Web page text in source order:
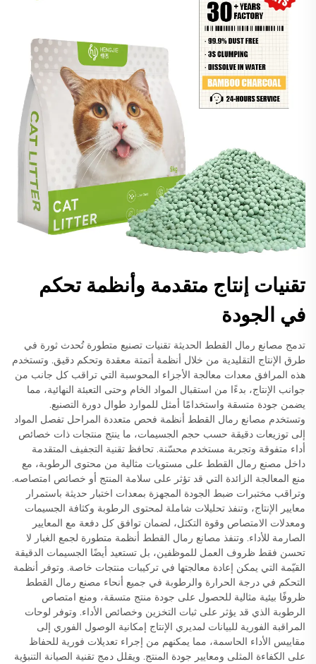
تقنيات إنتاج متقدمة وأنظمة تحكم
في الجودة
تدمج مصانع رمال القطط الحديثة تقنيات تصنيع متطورة تُحدث ثورة في
طرق الإنتاج التقليدية من خلال أنظمة أتمتة معقدة وتحكم دقيق. وتستخدم
هذه المرافق معدات معالجة الأجزاء المحوسبة التي تراقب كل جانب من
جوانب الإنتاج، بدءًا من استقبال المواد الخام وحتى التعبئة النهائية، مما
يضمن جودة متسقة واستخدامًا أمثل للموارد طوال دورة التصنيع.
وتستخدم مصانع رمال القطط أنظمة فحص متعددة المراحل تفصل المواد
إلى توزيعات دقيقة حسب حجم الجسيمات، ما ينتج منتجات ذات خصائص
أداء متفوقة وتجربة مستخدم محسّنة. تحافظ تقنية التجفيف المتقدمة
داخل مصنع رمال القطط على مستويات مثالية من محتوى الرطوبة، مع
منع المعالجة الزائدة التي قد تؤثر على سلامة المنتج أو خصائص امتصاصه.
وتراقب مختبرات ضبط الجودة المجهزة بمعدات اختبار حديثة باستمرار
معايير الإنتاج، وتنفذ تحليلات شاملة لمحتوى الرطوبة وكثافة الجسيمات
ومعدلات الامتصاص وقوة التكتل، لضمان توافق كل دفعة مع المعايير
الصارمة للأداء. وتنفذ مصانع رمال القطط أنظمة متطورة لجمع الغبار لا
تحسن فقط ظروف العمل للموظفين، بل تستعيد أيضًا الجسيمات الدقيقة
القيّمة التي يمكن إعادة معالجتها في تركيبات منتجات خاصة. وتوفر أنظمة
التحكم في درجة الحرارة والرطوبة في جميع أنحاء مصنع رمال القطط
ظروفًا بيئية مثالية للحصول على جودة منتج متسقة، ومنع امتصاص
الرطوبة الذي قد يؤثر على ثبات التخزين وخصائص الأداء. وتوفر لوحات
المراقبة الفورية للبيانات لمديري الإنتاج إمكانية الوصول الفوري إلى
مقاييس الأداء الحاسمة، مما يمكنهم من إجراء تعديلات فورية للحفاظ
على الكفاءة المثلى ومعايير جودة المنتج. ويقلل دمج تقنية الصيانة التنبؤية